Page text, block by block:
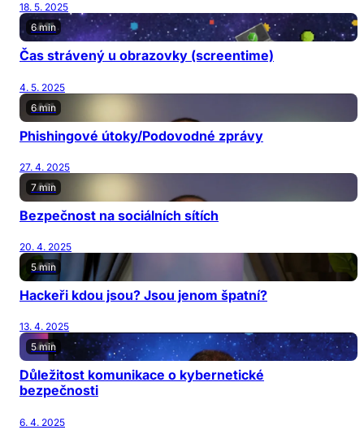
18. 5. 2025
6 min
Čas strávený u obrazovky (screentime)
4. 5. 2025
6 min
Phishingové útoky/Podovodné zprávy
27. 4. 2025
7 min
Bezpečnost na sociálních sítích
20. 4. 2025
5 min
Hackeři kdou jsou? Jsou jenom špatní?
13. 4. 2025
5 min
Důležitost komunikace o kybernetické
bezpečnosti
6. 4. 2025